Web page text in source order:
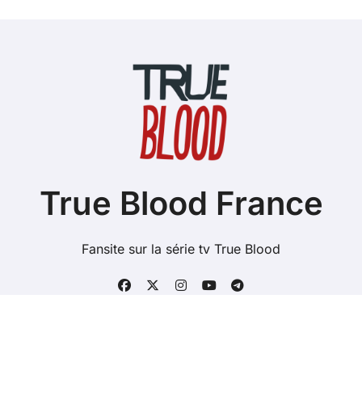
True Blood France
Fansite sur la série tv True Blood